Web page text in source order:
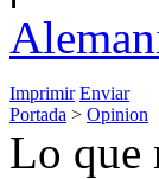
Imprimir Enviar
Portada > Opinion
Lo que